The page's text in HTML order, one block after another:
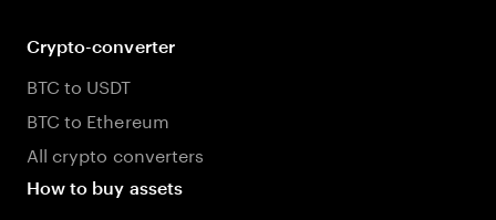
Crypto-converter
BTC to USDT
BTC to Ethereum
All crypto converters
How to buy assets